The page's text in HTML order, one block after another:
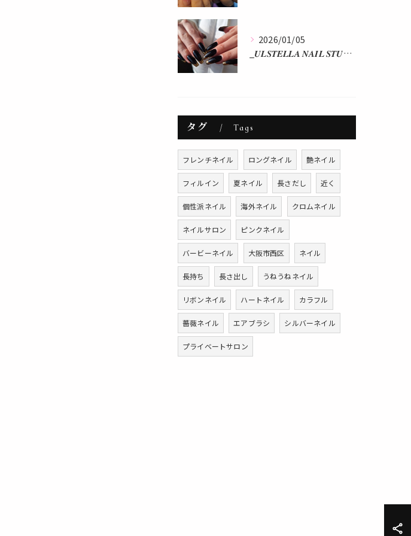
2026/01/05
_𝑼𝑳𝑺𝑻𝑬𝑳𝑳𝑨 𝑵𝑨𝑰𝑳 𝑺𝑻𝑼𝑫𝑰𝑶 𝒃𝒚 𝒂𝒌𝒂𝒏...
タグ Tags
フレンチネイル ロングネイル 艶ネイル
フィルイン 夏ネイル 長さだし 近く
個性派ネイル 海外ネイル クロムネイル
ネイルサロン ピンクネイル
バービーネイル 大阪市西区 ネイル
長持ち 長さ出し うねうねネイル
リボンネイル ハートネイル カラフル
薔薇ネイル エアブラシ シルバーネイル
プライベートサロン